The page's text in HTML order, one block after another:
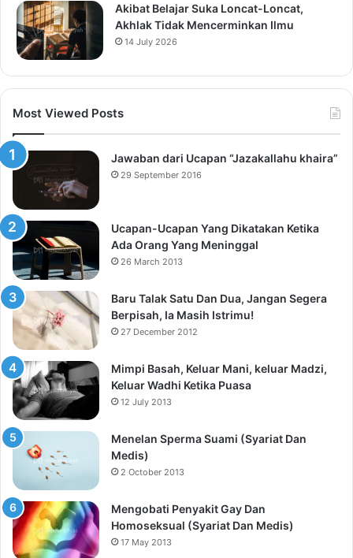
Akibat Belajar Suka Loncat-Loncat,
Akhlak Tidak Mencerminkan Ilmu
14 July 2026
Most Viewed Posts
Jawaban dari Ucapan “Jazakallahu khaira”
29 September 2016
Ucapan-Ucapan Yang Dikatakan Ketika
Ada Orang Yang Meninggal
26 March 2013
Baru Talak Satu Dan Dua, Jangan Segera
Berpisah, Ia Masih Istrimu!
27 December 2012
Mimpi Basah, Keluar Mani, keluar Madzi,
Keluar Wadhi Ketika Puasa
12 July 2013
Menelan Sperma Suami (Syariat Dan
Medis)
2 October 2013
Mengobati Penyakit Gay Dan
Homoseksual (Syariat Dan Medis)
17 May 2013